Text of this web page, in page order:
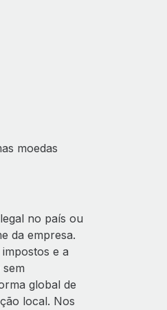
moedas
no país ou
da empresa.
e a
global de
local. Nos